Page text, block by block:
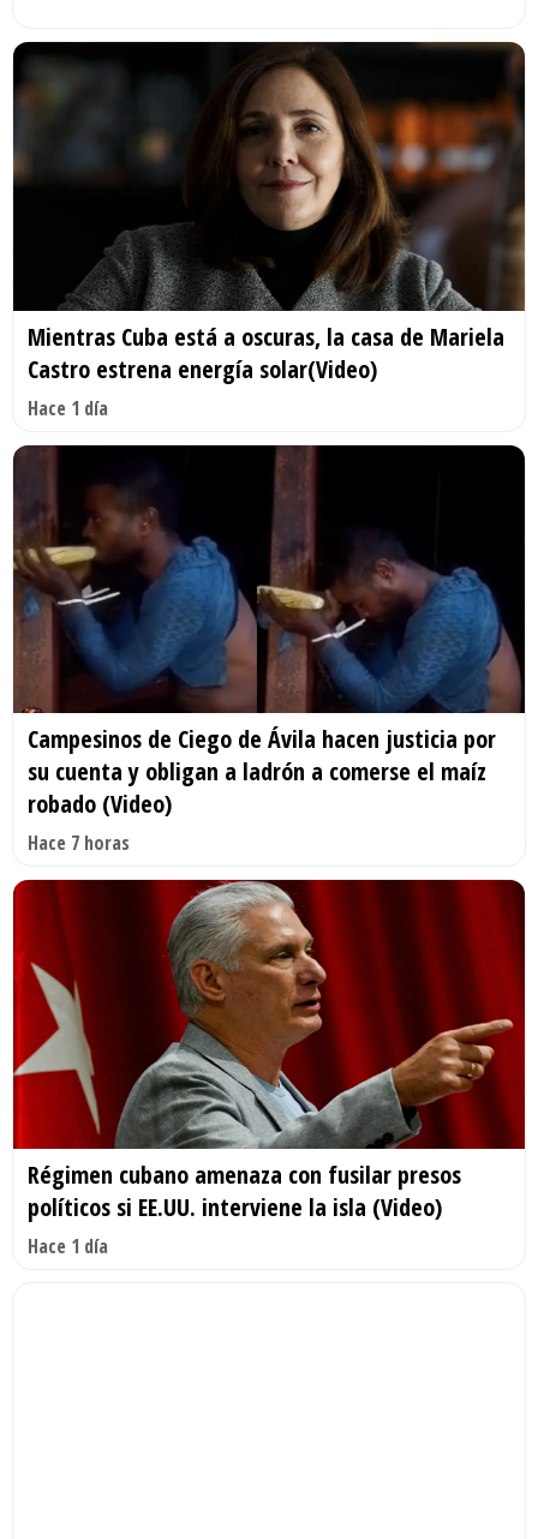
Mientras Cuba está a oscuras, la casa de Mariela
Castro estrena energía solar(Video)
Hace 1 día
Campesinos de Ciego de Ávila hacen justicia por
su cuenta y obligan a ladrón a comerse el maíz
robado (Video)
Hace 7 horas
Régimen cubano amenaza con fusilar presos
políticos si EE.UU. interviene la isla (Video)
Hace 1 día